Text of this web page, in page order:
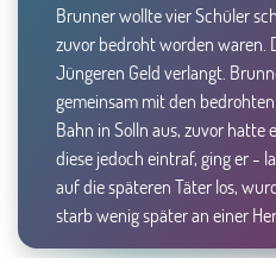
Brunner wollte vier Schüler
zuvor bedroht worden waren.
Jüngeren Geld verlangt.
gemeinsam mit den
Bahn in Solln aus, zuvor hatte
diese jedoch eintraf, ging er -
auf die späteren Täter los,
starb wenig später an einer